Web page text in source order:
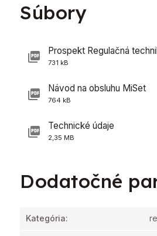
Súbory
Prospekt Regulačná
731 kB
Návod na obsluhu MiSet
764 kB
Technické údaje
2,35 MB
Dodatočné
Kategória: